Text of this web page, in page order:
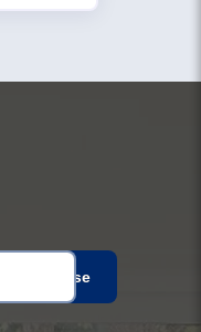
Cadastrar-se